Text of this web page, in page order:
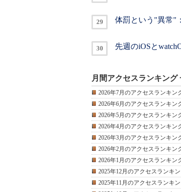
体罰という"異常"
先週のiOSと
月間アクセスランキング
2026年7月のアクセスランキン
2026年6月のアクセスランキン
2026年5月のアクセスランキン
2026年4月のアクセスランキン
2026年3月のアクセスランキン
2026年2月のアクセスランキン
2026年1月のアクセスランキン
2025年12月のアクセスランキ
2025年11月のアクセスランキ